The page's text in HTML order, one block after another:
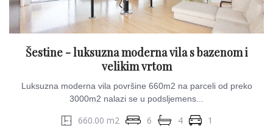
Šestine - luksuzna moderna vila s bazenom i
velikim vrtom
Luksuzna moderna vila površine 660m2 na parceli od preko
3000m2 nalazi se u podsljemens...
660.00 m2 6 4 1